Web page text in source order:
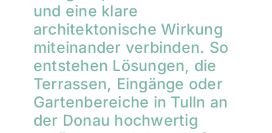
und eine klare
architektonische Wirkung
miteinander verbinden. So
entstehen Lösungen, die
Terrassen, Eingänge oder
Gartenbereiche in Tulln an
der Donau hochwertig